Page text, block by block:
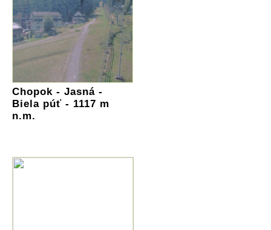
Chopok - Jasná -
Biela púť - 1117 m
n.m.